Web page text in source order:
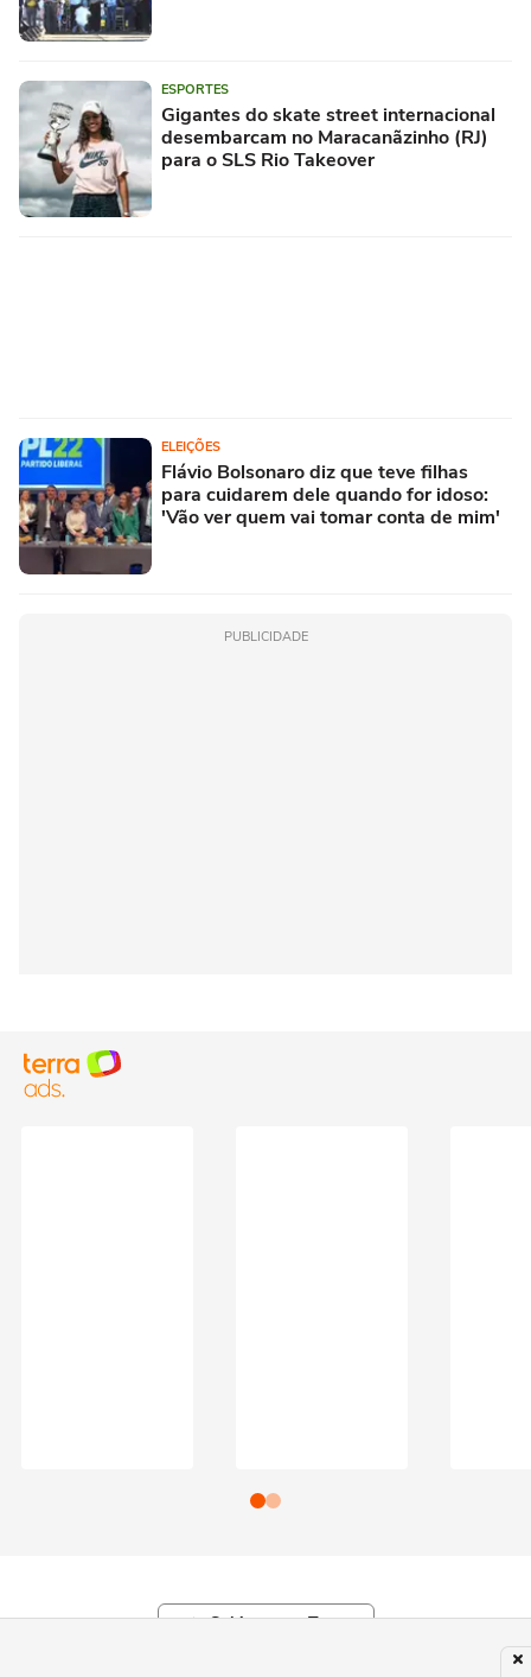
ESPORTES
Gigantes do skate street internacional
desembarcam no Maracanãzinho (RJ)
para o SLS Rio Takeover
ELEIÇÕES
Flávio Bolsonaro diz que teve filhas
para cuidarem dele quando for idoso:
'Vão ver quem vai tomar conta de mim'
PUBLICIDADE
Subir para o Topo